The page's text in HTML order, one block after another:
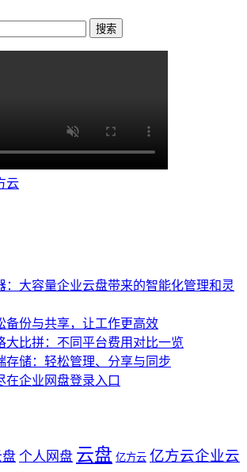
云
：大容量企业云盘带来的智能化管理和灵
备份与共享，让工作更高效
大比拼：不同平台费用对比一览
存储：轻松管理、分享与同步
在企业网盘登录入口
盘 个人网盘 云盘 亿方云 亿方云企业云